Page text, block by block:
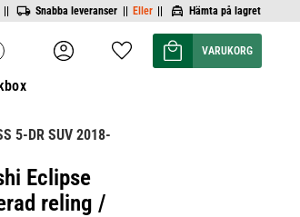
|| Snabba leveranser || Eller || Hämta på lagret
Favoriter
Kundvagn
5-DR SUV 2018-
Eclipse
reling /